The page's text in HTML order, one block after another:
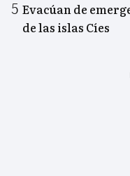
Evacúan de
de las islas Cíes